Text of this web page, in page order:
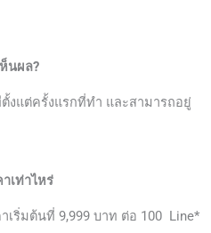
นผล?
งแต่ครั้งแรกที่ทำ และสามารถอยู่
เท่าไหร่
เริ่มต้นที่ 9,999 บาท ต่อ 100 Line*